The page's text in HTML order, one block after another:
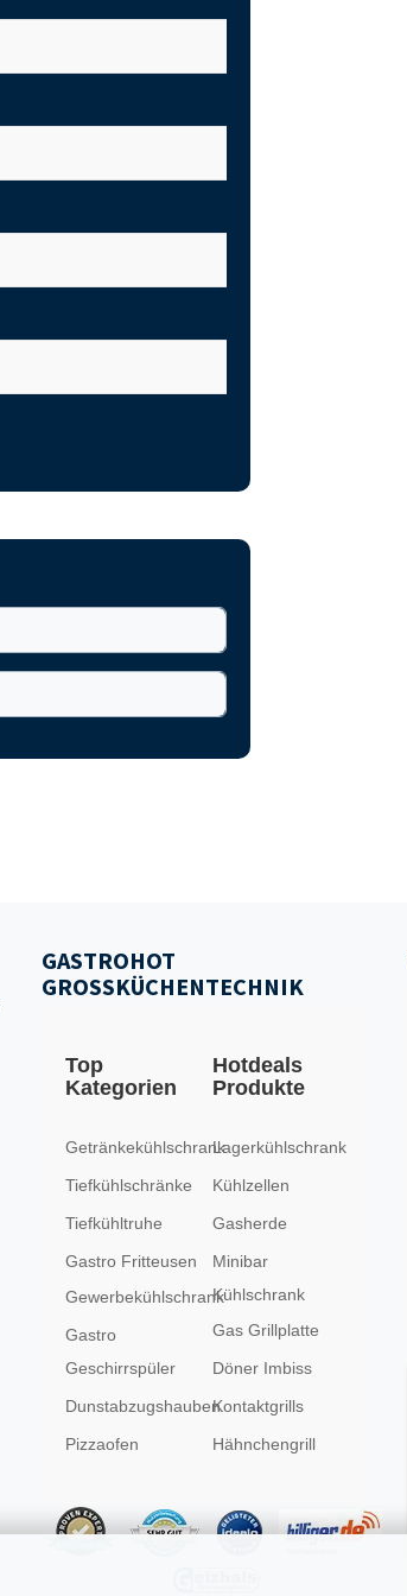
GASTROHOT
GROSSKÜCHENTECHNIK
Top
Kategorien
Getränkekühlschrank
Tiefkühlschränke
Tiefkühltruhe
Gastro Fritteusen
Gewerbekühlschrank
Gastro
Geschirrspüler
Dunstabzugshauben
Pizzaofen
Hotdeals
Produkte
Lagerkühlschrank
Kühlzellen
Gasherde
Minibar
Kühlschrank
Gas Grillplatte
Döner Imbiss
Kontaktgrills
Hähnchengrill